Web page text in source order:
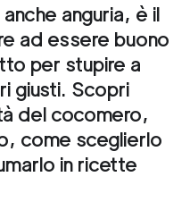
anguria, è il
ad essere buono
per stupire a
giusti. Scopri
del cocomero,
come sceglierlo
in ricette